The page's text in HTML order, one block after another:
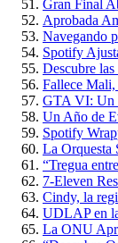
Gran Final
Aprobada
Navegando
Spotify
Descubre
Fallece Mali,
GTA VI: Un
Un Año de
Spotify
La Orquesta
“Tregua
7-Eleven
Cindy, la
UDLAP en
La ONU